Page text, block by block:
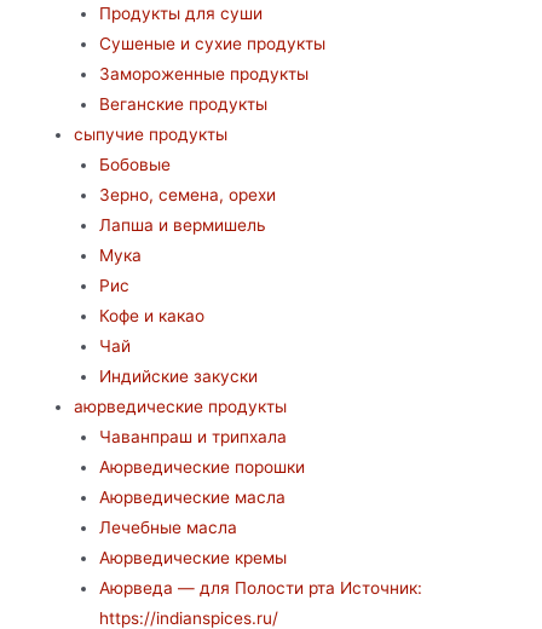
Продукты для суши
Сушеные и сухие продукты
Замороженные продукты
Веганские продукты
сыпучие продукты
Бобовые
Зерно, семена, орехи
Лапша и вермишель
Мука
Рис
Кофе и какао
Чай
Индийские закуски
аюрведические продукты
Чаванпраш и трипхала
Аюрведические порошки
Аюрведические масла
Лечебные масла
Аюрведические кремы
Аюрведа — для Полости рта Источник:
https://indianspices.ru/